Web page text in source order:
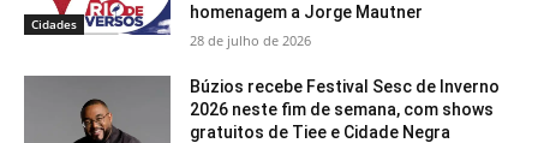
Cidades
homenagem a Jorge Mautner
28 de julho de 2026
Búzios recebe Festival Sesc de Inverno
2026 neste fim de semana, com shows
gratuitos de Tiee e Cidade Negra